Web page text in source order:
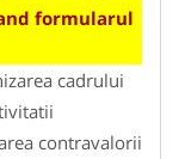
formularul
cadrului
contravalorii